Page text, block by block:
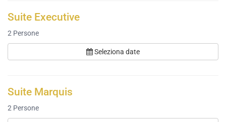
Suite Executive
2 Persone
Seleziona date
Suite Marquis
2 Persone